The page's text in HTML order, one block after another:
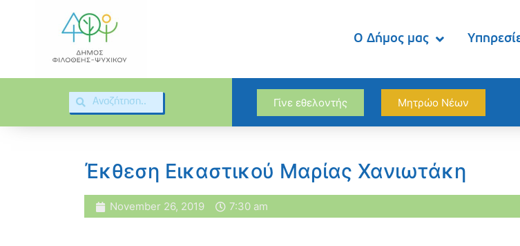
Ο Δήμος μας
Γίνε εθελοντής Μητρώο Νέων
Έκθεση Εικαστικού Μαρίας Χανιωτάκη
November 26, 2019 7:30 am